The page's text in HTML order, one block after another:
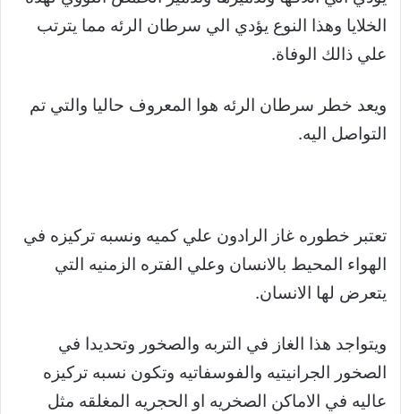
الخلايا وهذا النوع يؤدي الي سرطان الرئه مما يترتب
علي ذالك الوفاة.
ويعد خطر سرطان الرئه هوا المعروف حاليا والتي تم
التواصل اليه.
تعتبر خطوره غاز الرادون علي كميه ونسبه تركيزه في
الهواء المحيط بالانسان وعلي الفتره الزمنيه التي
يتعرض لها الانسان.
ويتواجد هذا الغاز في التربه والصخور وتحديدا في
الصخور الجرانيتيه والفوسفاتيه وتكون نسبه تركيزه
عاليه في الاماكن الصخريه او الحجريه المغلقه مثل